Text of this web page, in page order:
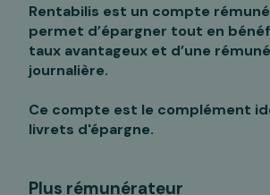
Rentabilis est un compte
permet d’épargner tout en
taux avantageux et d’une
journalière.
Ce compte est le complément
livrets d'épargne.
Plus rémunérateur